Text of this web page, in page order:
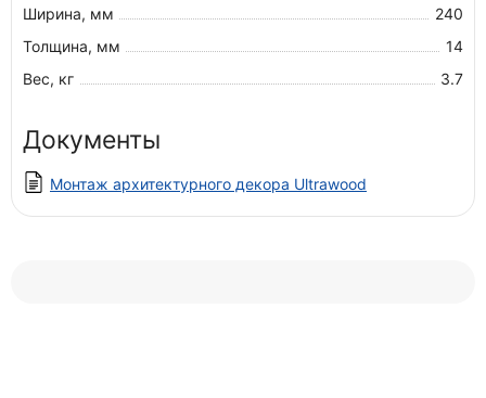
Ширина, мм
240
Толщина, мм
14
Вес, кг
3.7
Документы
Монтаж архитектурного декора Ultrawood